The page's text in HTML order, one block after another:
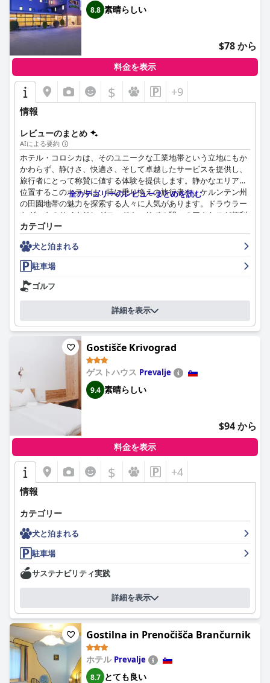
Hiša Ančka の客室は、モダンと伝統の要素が完璧に融合し、広々
としたレイアウトと卓越した清潔さが特徴です。ゲストは、快適
なベッド、美しい内装、豪華なアメニティを頻繁に強調していま
す。静かで落ち着いた環境と細心の注意を払った手入れが、心地
よい雰囲気を作り出しています。
ホテル全体の清潔さは特筆されており、ゲストは公共スペースと
プライベートスペースの両方が完璧な状態であることに注目して
います。この細部へのこだわりが、快適で心地よい滞在を保証し
ます。
Hiša Ančka のスタッフは、非常にフレンドリーで親切、そして気
配りが行き届いていると頻繁に評されており、歓迎的な雰囲気を
高めています。オーナーやチームとのポジティブな交流は、ゲス
トの全体的な満足度において重要な役割を果たしています。
ホテルのスパは、ホットタブやサウナなどのアメニティを備え
た、広々としたプライベートなウェルネスエリアで高く評価され
ています。訪問者は、しばしばその体験が期待を上回ると感じて
おり、その空間の居心地の良さと清潔さを高く評価しています。
全体として、
流の宿泊施設、食事、ホスピタリティを最高のロケーションで提
供し、バランスの取れた卓越したゲストエクスペリエンスを提供
します。
8.8 素晴らしい
$78 から
料金を表示
$ +9
情報
レビューのまとめ
AIによる要約
ホテル・コロシカは、そのユニークな工業地帯という立地にもか
かわらず、静けさ、快適さ、そして卓越したサービスを提供し、
旅行者にとって称賛に値する体験を提供します。静かなエリアに
位置するこのホテルは、特に乗り換えの旅行者や、ケルンテン州
の田園地帯の魅力を探索する人々に人気があります。ドラウラー
トヴェクのサイクリングロードやマリボル駅へのアクセスが便利
なため、その魅力は高まりますが、孤立した場所や近くの橋の閉
鎖による移動を少し難しく感じる人もいるかもしれません。
宿泊客はホテルの朝食を頻繁に褒め、それを「素晴らしい」「豊
富」「バラエティ豊か」と表現しています。自家製ソーセージや
卵がハイライトであり、ダイニングエリアからのゴルフコースの
気持ちの良い景色が体験をさらに高めます。補充や種類の問題に
遭遇した人もいますが、全体的な評価は依然として肯定的であ
り、朝食が注目すべき特徴であることを強調しています。
ホテルのレストランでのディナーは、その高品質な料理と高級感
のある雰囲気で熱狂的な支持を得ています。多様なメニューは、
ビーガン料理を含む様々な食事の好みに対応しており、多くのゲ
ストが美味しく、見栄えの良い食事を賞賛しています。レストラ
ンの優れたサービスと高品質なワインのセレクションは、食事体
験をさらに高め、滞在の思い出に残るものにしています。
れています。多くのレビューでは、客室のモダンで機能的なデザ
インと、快適な睡眠を促す快適なベッドが強調されています。一
部の客室はやや古くなっていると指摘されていますが、全体的な
印象は肯定的であり、ホテルの清潔さはゲストからのフィードバ
ックで繰り返されるテーマとなっています。
ホテル・コロシカのスタッフは、その親しみやすさ、親切さ、プ
ロ意識で一貫して高い評価を受けています。スタッフとオーナー
の両方が、ゲストが滞在中ずっと歓迎されていると感じ、十分な
対応を受けられるように、期待以上のことを行っています。この
行き届いたサービスは、ゲスト体験を大幅に向上させ、永続的な
好印象を与えます。
要約すると、ホテル・コロシカは、静かで快適な隠れ家を提供す
ることに優れており、優れた食事と卓越したサービスを提供して
います。乗り換えや田舎の探索に最適な戦略的なロケーション
と、清潔さと居心地の良い雰囲気が組み合わさることで、アクセ
スのしにくさや工業地帯という環境にもかかわらず、非常にお勧
めの選択肢となっています。
全カテゴリーのレビューまとめを読む
カテゴリー
犬と泊まれる
駐車場
ゴルフ
詳細を表示
Gostišče Krivograd
ゲストハウス Prevalje
9.4 素晴らしい
$94 から
料金を表示
$ +4
情報
カテゴリー
犬と泊まれる
駐車場
サステナビリティ実践
詳細を表示
Gostilna in Prenočišča Brančurnik
ホテル Prevalje
8.7 とても良い